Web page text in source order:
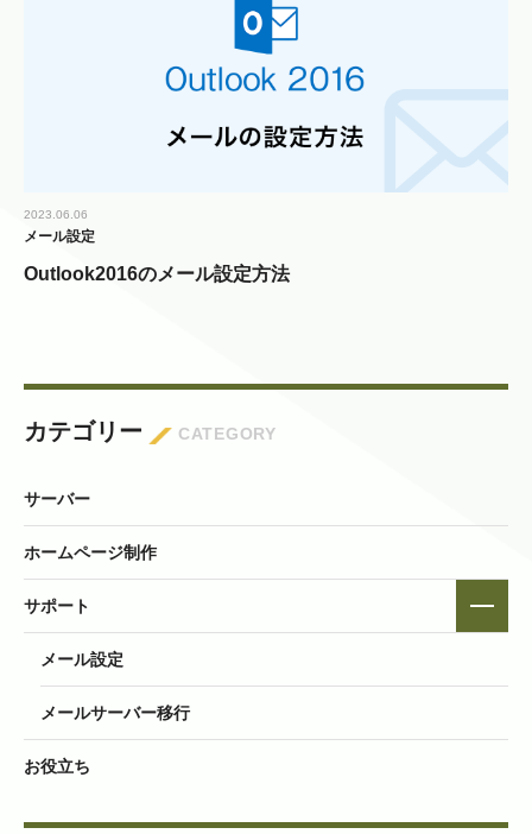
2023.06.06
メール設定
Outlook2016のメール設定方法
カテゴリー CATEGORY
サーバー
ホームページ制作
サポート
メール設定
メールサーバー移行
お役立ち